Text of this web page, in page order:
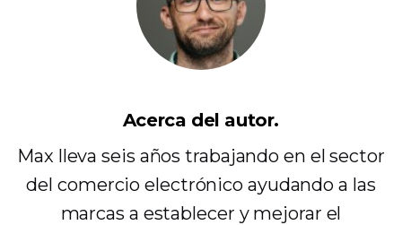
Acerca del autor.
Max lleva seis años trabajando en el sector
del comercio electrónico ayudando a las
marcas a establecer y mejorar el